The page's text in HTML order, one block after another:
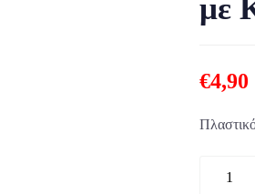
με
€4,90
Ποσότητα